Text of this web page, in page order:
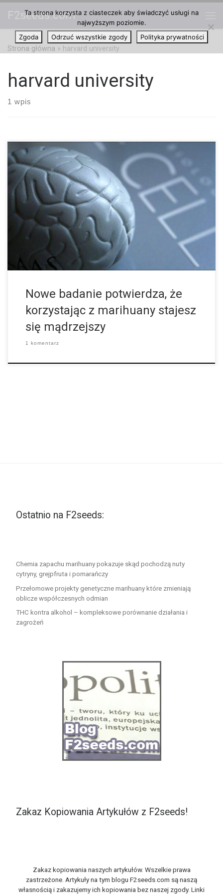
Przejdź do treści
F2seeds.com
Strona główna » harvard university
harvard university
1 wpis
W ciągu ostatnich kilkudziesięciu lat naukowcy próbowali
odkryć, czy marihuana powoduje długotrwałe uszkodzenia
mózgu. Jednak ich znaczna część koncentrowała się na
stosowaniu marihuany wśród młodzieży i poziomu IQ u
dorosłych. Trudno było wyciągnąć jednak poważne
konsekwencje stosowania cannabis. Obecnie, małe badanie
opublikowane w Frontiers in Pharmacology prowadzone przez
Harvard University, Tufts University, i McLean Hospital wykazało,
że marihuana zdaje się poprawiać funkcje poznawcze. Badanie
pilotażowe objęło 24 uczestników, którzy badani […]
Nowe badanie potwierdza, że
korzystając z marihuany stajesz
się mądrzejszy
1 komentarz
Ostatnio na F2seeds:
Chemia zapachu marihuany pokazuje skąd pochodzą nuty
cytryny, grejpfruta i pomarańczy
Przełomowe projekty genetyczne marihuany które zmieniają
oblicze współczesnych odmian
THC kontra alkohol – kompleksowe porównanie działania i
zagrożeń
Zakaz Kopiowania Artykułów z F2seeds!
Zakaz kopiowania naszych artykułów. Wszelkie prawa
zastrzeżone. Artykuły na tym blogu F2seeds.com są naszą
własnością i zakazujemy ich kopiowania bez naszej zgody. Linki
Ta strona korzysta z ciasteczek aby świadczyć usługi na
najwyższym poziomie.
Zgoda
Odrzuć wszystkie zgody Polityka prywatności